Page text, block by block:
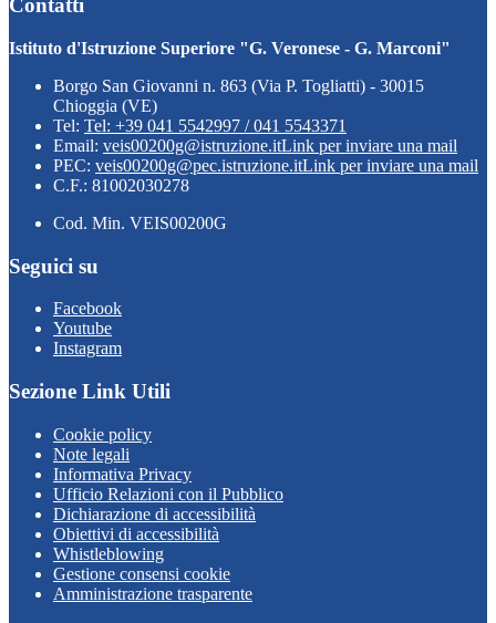
Contatti
Istituto d'Istruzione Superiore "G. Veronese - G. Marconi"
Borgo San Giovanni n. 863 (Via P. Togliatti) - 30015
Chioggia (VE)
Tel: Tel: +39 041 5542997 / 041 5543371
Email: veis00200g@istruzione.itLink per inviare una mail
PEC: veis00200g@pec.istruzione.itLink per inviare una mail
C.F.: 81002030278
Cod. Min. VEIS00200G
Seguici su
Facebook
Youtube
Instagram
Sezione Link Utili
Cookie policy
Note legali
Informativa Privacy
Ufficio Relazioni con il Pubblico
Dichiarazione di accessibilità
Obiettivi di accessibilità
Whistleblowing
Gestione consensi cookie
Amministrazione trasparente